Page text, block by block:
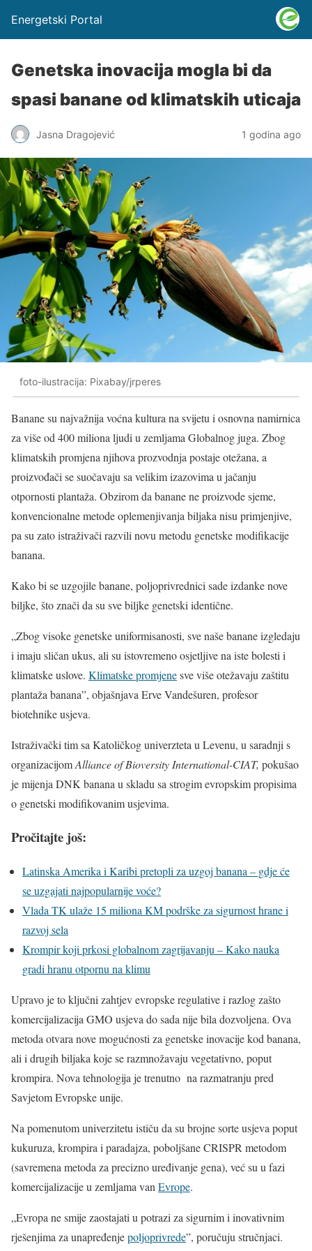
Energetski Portal
Genetska inovacija mogla bi da
spasi banane od klimatskih uticaja
Jasna Dragojević 1 godina ago
foto-ilustracija: Pixabay/jrperes
Banane su najvažnija voćna kultura na svijetu i osnovna namirnica
za više od 400 miliona ljudi u zemljama Globalnog juga. Zbog
klimatskih promjena njihova prozvodnja postaje otežana, a
proizvođači se suočavaju sa velikim izazovima u jačanju
otpornosti plantaža. Obzirom da banane ne proizvode sjeme,
konvencionalne metode oplemenjivanja biljaka nisu primjenjive,
pa su zato istraživači razvili novu metodu genetske modifikacije
banana.
Kako bi se uzgojile banane, poljoprivrednici sade izdanke nove
biljke, što znači da su sve biljke genetski identične.
„Zbog visoke genetske uniformisanosti, sve naše banane izgledaju
i imaju sličan ukus, ali su istovremeno osjetljive na iste bolesti i
klimatske uslove. Klimatske promjenesve više otežavaju zaštitu
plantaža banana”, objašnjava Erve Vandešuren, profesor
biotehnike usjeva.
Istraživački tim sa Katoličkog univerzteta u Levenu, u saradnji s
organizacijomAlliance of Bioversity International-CIAT, pokušao
je mijenja DNK banana u skladu sa strogim evropskim propisima
o genetski modifikovanim usjevima.
Pročitajte još:
Latinska Amerika i Karibi pretopli za uzgoj banana – gdje će
se uzgajati najpopularnije voće?
Vlada TK ulaže 15 miliona KM podrške za sigurnost hrane i
razvoj sela
Krompir koji prkosi globalnom zagrijavanju – Kako nauka
gradi hranu otpornu na klimu
Upravo je to ključni zahtjev evropske regulative i razlog zašto
komercijalizacija GMO usjeva do sada nije bila dozvoljena. Ova
metoda otvara nove mogućnosti za genetske inovacije kod banana,
ali i drugih biljaka koje se razmnožavaju vegetativno, poput
krompira. Nova tehnologija je trenutno na razmatranju pred
Savjetom Evropske unije.
Na pomenutom univerzitetu ističu da su brojne sorte usjeva poput
kukuruza, krompira i paradajza, poboljšane CRISPR metodom
(savremena metoda za precizno uređivanje gena), već su u fazi
komercijalizacije u zemljama van Evrope.
„Evropa ne smije zaostajati u potrazi za sigurnim i inovativnim
rješenjima za unapređenjepoljoprivrede”, poručuju stručnjaci.